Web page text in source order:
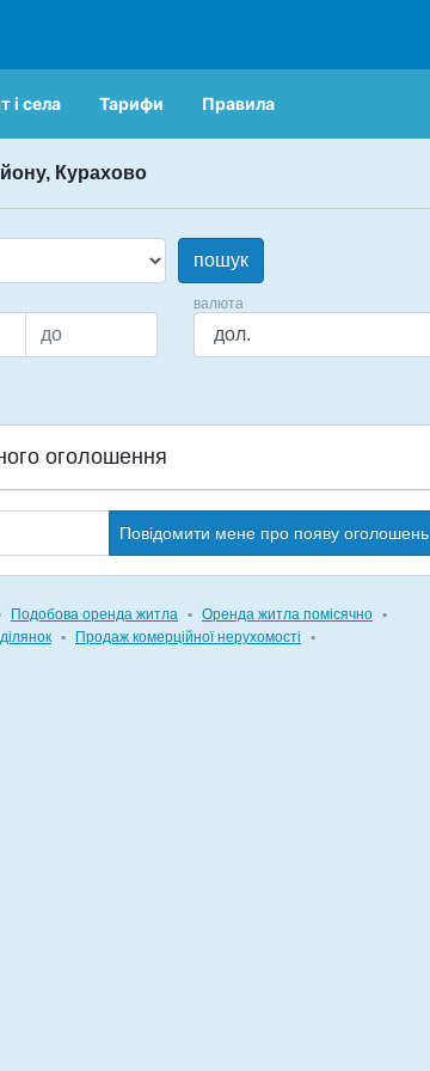
і села Тарифи Правила
Курахово
пошук
валюта
оголошення
Повідомити мене про появу оголошень
Подобова оренда житла ▪ Оренда житла помісячно ▪
▪ Продаж комерційної нерухомості
▪